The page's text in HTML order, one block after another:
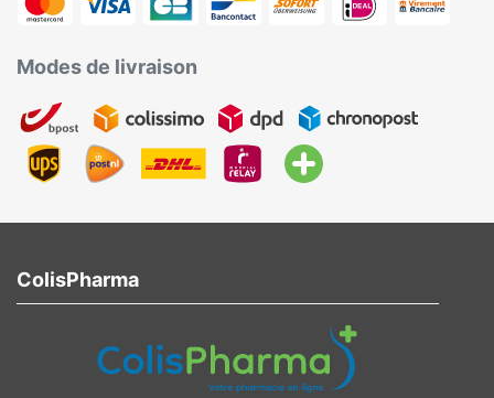
Modes de livraison
ColisPharma